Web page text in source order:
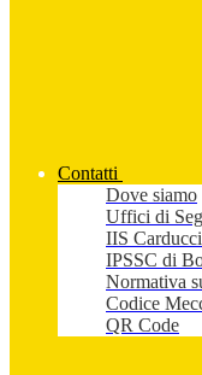
Contatti
Dove siamo
Uffici di
IIS
IPSSC di
Normativa
Codice
QR Code